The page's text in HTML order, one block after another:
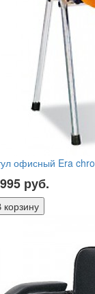
офисный Era
руб.